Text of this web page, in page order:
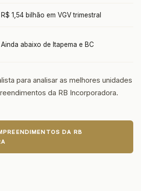
R$ 1,54 bilhão em VGV trimestral
Ainda abaixo de Itapema e BC
para analisar as melhores unidades
da RB Incorporadora.
DA RB